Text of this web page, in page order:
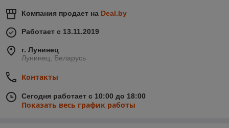
Компания продает на Deal.by
Работает с 13.11.2019
г. Лунинец
Лунинец, Беларусь
Контакты
Сегодня работает с 10:00 до 18:00
Показать весь график работы